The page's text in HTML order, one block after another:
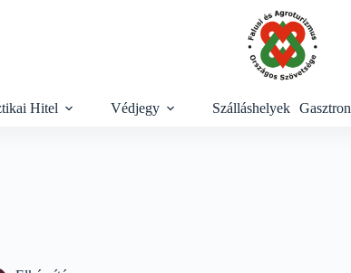
Hitel Védjegy Szálláshelyek